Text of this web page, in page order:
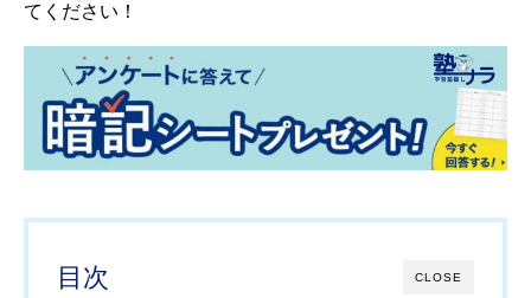
てください！
CLOSE
目次